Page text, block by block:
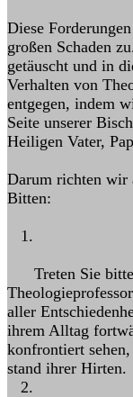
Diese
großen Schaden
getäuscht und in
Verhalten von
entgegen, indem
Seite unserer
Heiligen Vater,
Darum richten wir
Bitten:
1.
Treten Sie bitte
aller
ihrem Alltag
konfrontiert
stand ihrer Hirten.
2.